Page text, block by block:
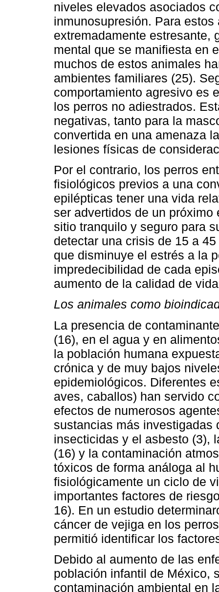
niveles elevados asociados
inmunosupresión. Para
extremadamente estresante,
mental que se manifiesta en
muchos de estos animales
ambientes familiares (25).
comportamiento agresivo es
los perros no adiestrados.
negativas, tanto para la
convertida en una amenaza
lesiones físicas de
Por el contrario, los perros
fisiológicos previos a una
epilépticas tener una vida
ser advertidos de un
sitio tranquilo y seguro para
detectar una crisis de 15 a
que disminuye el estrés a la
impredecibilidad de cada
aumento de la calidad de
Los animales como
La presencia de
(16), en el agua y en
la población humana
crónica y de muy bajos
epidemiológicos. Diferentes
aves, caballos) han servido
efectos de numerosos
sustancias más investigadas
insecticidas y el asbesto (3),
(16) y la contaminación
tóxicos de forma análoga al
fisiológicamente un ciclo de
importantes factores de
16). En un estudio
cáncer de vejiga en los
permitió identificar los
Debido al aumento de las
población infantil de México,
contaminación ambiental en